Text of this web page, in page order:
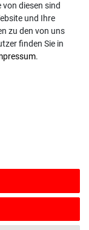
diesen sind
und Ihre
zu den von uns
finden Sie in
.